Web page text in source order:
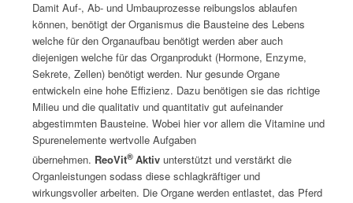
Damit Auf-, Ab- und Umbauprozesse reibungslos ablaufen
können, benötigt der Organismus die Bausteine des Lebens
welche für den Organaufbau benötigt werden aber auch
diejenigen welche für das Organprodukt (Hormone, Enzyme,
Sekrete, Zellen) benötigt werden. Nur gesunde Organe
entwickeln eine hohe Effizienz. Dazu benötigen sie das richtige
Milieu und die qualitativ und quantitativ gut aufeinander
abgestimmten Bausteine. Wobei hier vor allem die Vitamine und
Spurenelemente wertvolle Aufgaben
übernehmen. ReoVit® Aktivunterstützt und verstärkt die
Organleistungen sodass diese schlagkräftiger und
wirkungsvoller arbeiten. Die Organe werden entlastet, das Pferd